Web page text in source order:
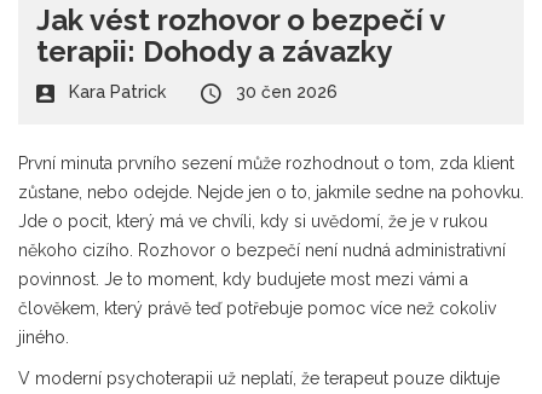
Jak vést rozhovor o bezpečí v
terapii: Dohody a závazky
Kara Patrick 30 čen 2026
První minuta prvního sezení může rozhodnout o tom, zda klient
zůstane, nebo odejde. Nejde jen o to, jakmile sedne na pohovku.
Jde o pocit, který má ve chvíli, kdy si uvědomí, že je v rukou
někoho cizího. Rozhovor o bezpečí není nudná administrativní
povinnost. Je to moment, kdy budujete most mezi vámi a
člověkem, který právě teď potřebuje pomoc více než cokoliv
jiného.
V moderní psychoterapii už neplatí, že terapeut pouze diktuje